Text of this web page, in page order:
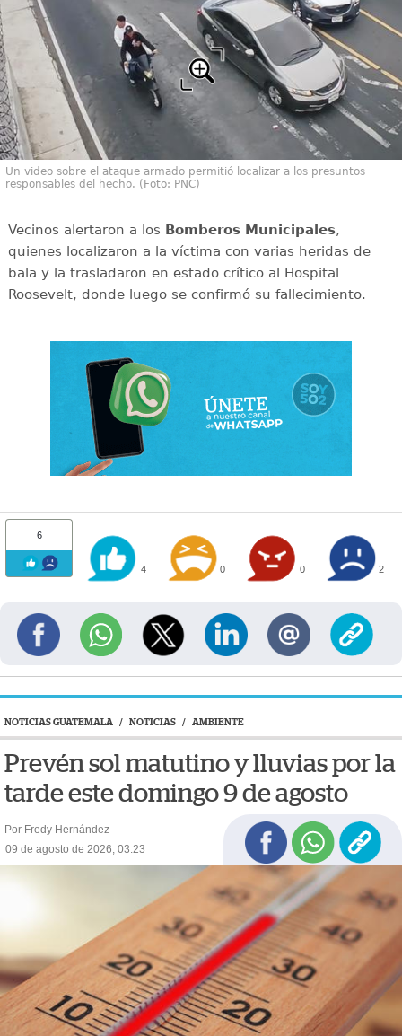
Un video sobre el ataque armado permitió localizar a los presuntos
responsables del hecho. (Foto: PNC)
Vecinos alertaron a los Bomberos Municipales,
quienes localizaron a la víctima con varias heridas de
bala y la trasladaron en estado crítico al Hospital
Roosevelt, donde luego se confirmó su fallecimiento.
6
4 0 0 2
NOTICIAS GUATEMALA / NOTICIAS / AMBIENTE
Prevén sol matutino y lluvias por la
tarde este domingo 9 de agosto
Por Fredy Hernández
09 de agosto de 2026, 03:23